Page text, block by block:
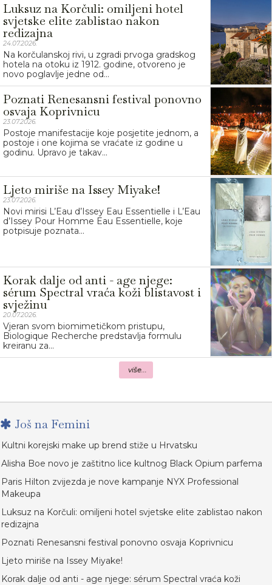
Luksuz na Korčuli: omiljeni hotel
svjetske elite zablistao nakon
redizajna
24.07.2026.
Na korčulanskoj rivi, u zgradi prvoga gradskog
hotela na otoku iz 1912. godine, otvoreno je
novo poglavlje jedne od...
Poznati Renesansni festival ponovno
osvaja Koprivnicu
23.07.2026.
Postoje manifestacije koje posjetite jednom, a
postoje i one kojima se vraćate iz godine u
godinu. Upravo je takav...
Ljeto miriše na Issey Miyake!
23.07.2026.
Novi mirisi L’Eau d’Issey Eau Essentielle i L’Eau
d’Issey Pour Homme Eau Essentielle, koje
potpisuje poznata...
Korak dalje od anti - age njege:
sérum Spectral vraća koži blistavost i
svježinu
20.07.2026.
Vjeran svom biomimetičkom pristupu,
Biologique Recherche predstavlja formulu
kreiranu za...
više...
Još na Femini
Kultni korejski make up brend stiže u Hrvatsku
Alisha Boe novo je zaštitno lice kultnog Black Opium parfema
Paris Hilton zvijezda je nove kampanje NYX Professional
Makeupa
Luksuz na Korčuli: omiljeni hotel svjetske elite zablistao nakon
redizajna
Poznati Renesansni festival ponovno osvaja Koprivnicu
Ljeto miriše na Issey Miyake!
Korak dalje od anti - age njege: sérum Spectral vraća koži